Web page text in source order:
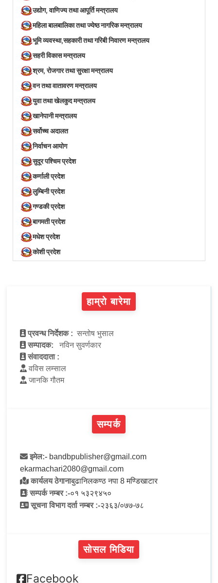
उद्योग, वाणिज्य तथा आपूर्ति मन्त्रालय
महिला बालबालिका तथा ज्येष्ठ नागरिक मन्त्रालय
भूमि व्यवस्था,सहकारी तथा गरिबी निवारण मन्त्रालय
सहरी विकास मन्त्रालय
श्रम, रोजगार तथा सुरक्षा मन्त्रालय
वन तथा वातावरण मन्त्रालय
युवा तथा खेलकुद मन्त्रालय
खानेपानी मन्त्रालय
सर्वोच्च अदालत
निर्वाचन आयोग
सुदूर पश्चिम प्रदेश
कर्णाली प्रदेश
लुम्बिनी प्रदेश
गण्डकी प्रदेश
बागमती प्रदेश
मधेश प्रदेश
कोशी प्रदेश
हाम्रो बारेमा
प्रवन्ध निर्देशक : सन्तोष भुसाल
सम्पादक:
नविन सुवर्णकार
संवाददाता :
वविस लम्साल
जानकि गौतम
सम्पर्क
इमेल:- bandbpublisher@gmail.com
ekarmachari2080@gmail.com
कार्यलय ठेगानाबुढानिलकण्ठ नपा 8 मण्डिखाटार
सम्पर्क नम्बर :-०१ ५३२९४५०
सूचना विभाग दर्ता नम्बर :-२३६३/०७७-७८
सोसल मिडिया
Facebook